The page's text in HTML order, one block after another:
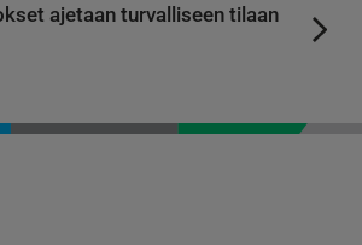
ajetaan turvalliseen tilaan